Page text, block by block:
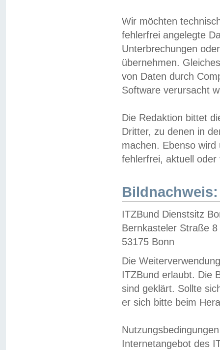
Wir möchten
fehlerfrei angelegte
Unterbrechungen
übernehmen.
von Daten durch
Software verursacht
Die Redaktion bittet
Dritter, zu denen in
machen. Ebenso
fehlerfrei, aktuell oder
Bildnachweis:
ITZBund Dienstsitz
Bernkasteler Straße 8
53175 Bonn
Die
ITZBund erlaubt. Die
sind geklärt. Sollte
er sich bitte beim
Internetangebot des